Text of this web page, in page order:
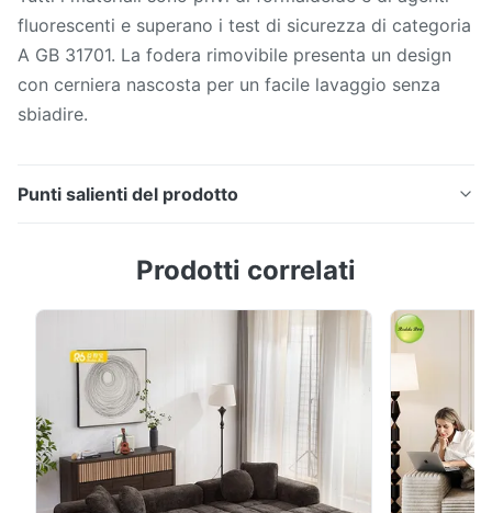
fluorescenti e superano i test di sicurezza di categoria
A GB 31701. La fodera rimovibile presenta un design
con cerniera nascosta per un facile lavaggio senza
sbiadire.
Punti salienti del prodotto
occhi assonnati Divano morbido, accogliente e
progettato pensando alla sicurezza e al comfort dei
bambini. Sedia Safe Baby Owl: design carino con
molteplici protezioni di sicurezza Progettato per ...
Prodotti correlati